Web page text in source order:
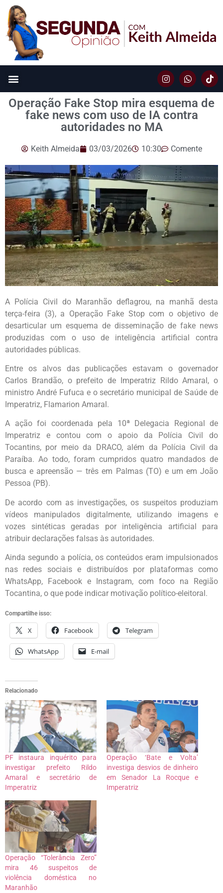
Operação Fake Stop mira esquema de
fake news com uso de IA contra
autoridades no MA
Keith Almeida 03/03/2026 10:30 Comente
A Polícia Civil do Maranhão deflagrou, na manhã desta
terça-feira (3), a Operação Fake Stop com o objetivo de
desarticular um esquema de disseminação de fake news
produzidas com o uso de inteligência artificial contra
autoridades públicas.
Entre os alvos das publicações estavam o governador
Carlos Brandão, o prefeito de Imperatriz Rildo Amaral, o
ministro André Fufuca e o secretário municipal de Saúde de
Imperatriz, Flamarion Amaral.
A ação foi coordenada pela 10ª Delegacia Regional de
Imperatriz e contou com o apoio da Polícia Civil do
Tocantins, por meio da DRACO, além da Polícia Civil da
Paraíba. Ao todo, foram cumpridos quatro mandados de
busca e apreensão — três em Palmas (TO) e um em João
Pessoa (PB).
De acordo com as investigações, os suspeitos produziam
vídeos manipulados digitalmente, utilizando imagens e
vozes sintéticas geradas por inteligência artificial para
atribuir declarações falsas às autoridades.
Ainda segundo a polícia, os conteúdos eram impulsionados
nas redes sociais e distribuídos por plataformas como
WhatsApp, Facebook e Instagram, com foco na Região
Tocantina, o que pode indicar motivação político-eleitoral.
Compartilhe isso:
X Facebook Telegram
WhatsApp E-mail
Relacionado
PF instaura inquérito para
investigar prefeito Rildo
Amaral e secretário de
Imperatriz
Operação ‘Bate e Volta’
investiga desvios de dinheiro
em Senador La Rocque e
Imperatriz
Operação “Tolerância Zero”
mira 46 suspeitos de
violência doméstica no
Maranhão